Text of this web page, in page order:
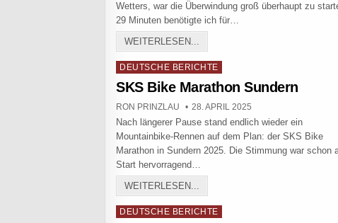
Wetters, war die Überwindung groß überhaupt zu
29 Minuten benötigte ich für…
WEITERLESEN...
Posted in
DEUTSCHE BERICHTE
SKS Bike Marathon Sundern
AUTHOR:
RON PRINZLAU PUBLISHED DATE:
28. APRIL 2025
Nach längerer Pause stand endlich wieder ein
Mountainbike-Rennen auf dem Plan: der SKS Bike
Marathon in Sundern 2025. Die Stimmung war schon
Start hervorragend…
WEITERLESEN...
Posted in
DEUTSCHE BERICHTE